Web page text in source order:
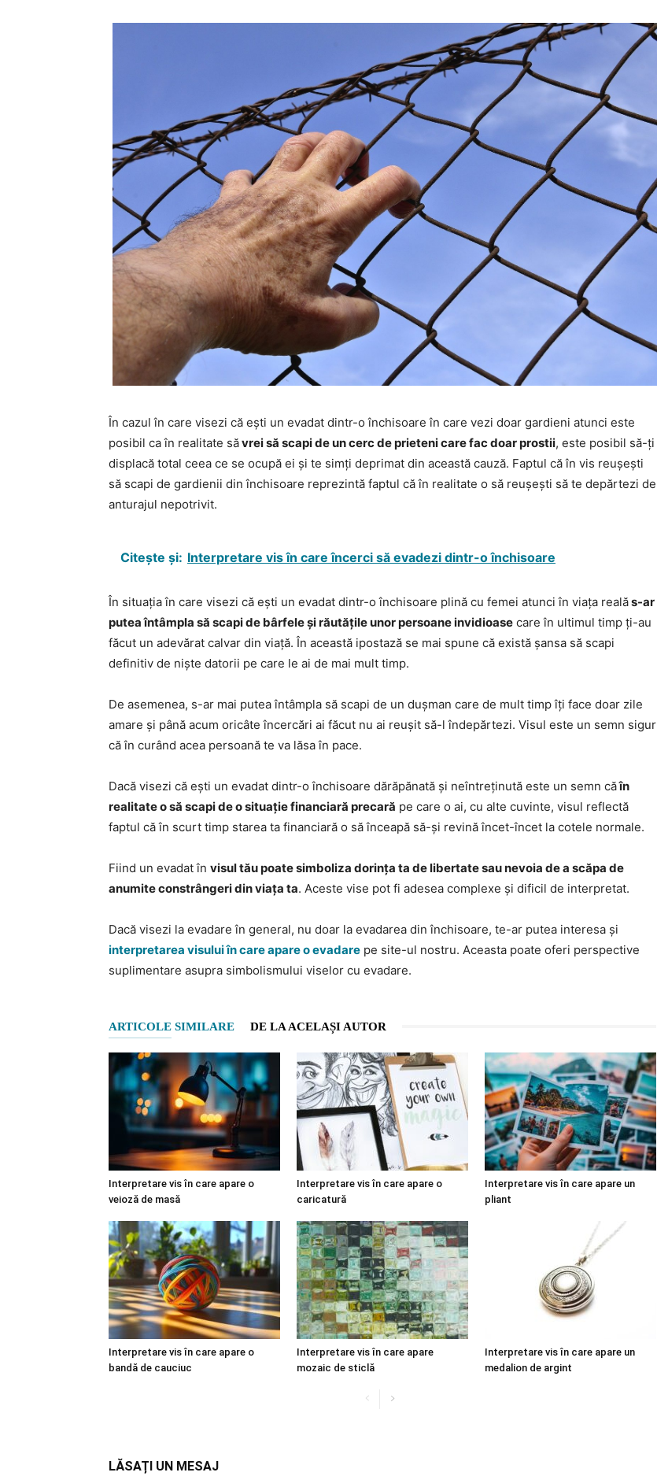
În cazul în care visezi că ești un evadat dintr-o închisoare în care vezi doar gardieni atunci este
posibil ca în realitate săvrei să scapi de un cerc de prieteni care fac doar prostii, este posibil să-ți
displacă total ceea ce se ocupă ei și te simți deprimat din această cauză. Faptul că în vis reușești
să scapi de gardienii din închisoare reprezintă faptul că în realitate o să reușești să te depărtezi de
anturajul nepotrivit.
Citește și: Interpretare vis în care încerci să evadezi dintr-o închisoare
În situația în care visezi că ești un evadat dintr-o închisoare plină cu femei atunci în viața realăs-ar
putea întâmpla să scapi de bârfele și răutățile unor persoane invidioase care în ultimul timp ți-au
făcut un adevărat calvar din viață. În această ipostază se mai spune că există șansa să scapi
definitiv de niște datorii pe care le ai de mai mult timp.
De asemenea, s-ar mai putea întâmpla să scapi de un dușman care de mult timp îți face doar zile
amare și până acum oricâte încercări ai făcut nu ai reușit să-l îndepărtezi. Visul este un semn sigur
că în curând acea persoană te va lăsa în pace.
Dacă visezi că ești un evadat dintr-o închisoare dărăpănată și neîntreținută este un semn căîn
realitate o să scapi de o situație financiară precară pe care o ai, cu alte cuvinte, visul reflectă
faptul că în scurt timp starea ta financiară o să înceapă să-și revină încet-încet la cotele normale.
Fiind un evadat în visul tău poate simboliza dorința ta de libertate sau nevoia de a scăpa de
anumite constrângeri din viața ta. Aceste vise pot fi adesea complexe și dificil de interpretat.
Dacă visezi la evadare în general, nu doar la evadarea din închisoare, te-ar putea interesa și
interpretarea visului în care apare o evadare pe site-ul nostru. Aceasta poate oferi perspective
suplimentare asupra simbolismului viselor cu evadare.
ARTICOLE SIMILARE DE LA ACELAȘI AUTOR
Interpretare vis în care apare o
veioză de masă
Interpretare vis în care apare o
caricatură
Interpretare vis în care apare un
pliant
Interpretare vis în care apare o
bandă de cauciuc
Interpretare vis în care apare
mozaic de sticlă
Interpretare vis în care apare un
medalion de argint
LĂSAȚI UN MESAJ